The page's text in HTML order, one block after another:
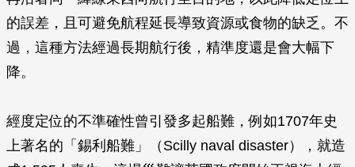
的誤差，且可避免航程延長導致資源或食物的缺乏。不
過，這種方法經過長期航行後，精準度還是會大幅下
降。
經度定位的不準確性曾引發多起船難，例如1707年史
上著名的「錫利船難」（Scilly naval disaster），就造